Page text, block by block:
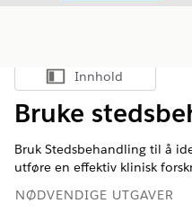
Vis
Innhold
Bruke
Bruk Stedsbehandling til å
utføre en effektiv klinisk
NØDVENDIGE UTGAVER